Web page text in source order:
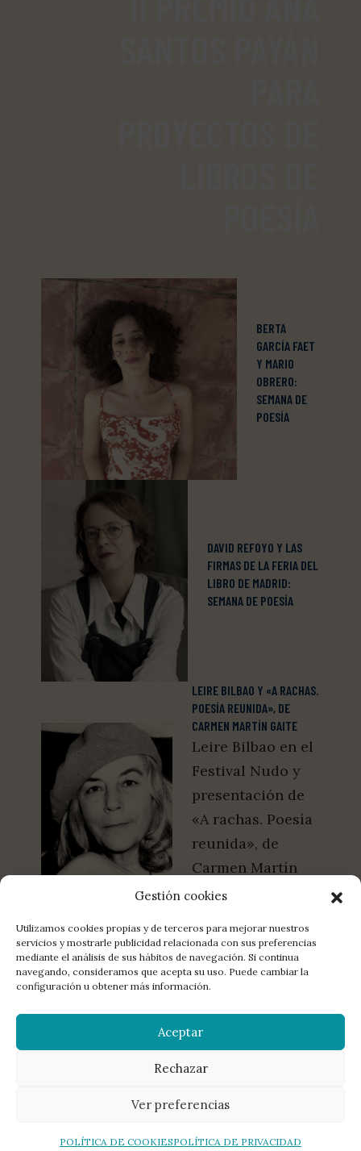
Gestión cookies
Utilizamos cookies propias y de terceros para mejorar nuestros
servicios y mostrarle publicidad relacionada con sus preferencias
mediante el análisis de sus hábitos de navegación. Si continua
navegando, consideramos que acepta su uso. Puede cambiar la
configuración u obtener más información.
Aceptar
Rechazar
Ver preferencias
POLÍTICA DE COOKIESPOLÍTICA DE PRIVACIDAD
BERTA
GARCÍA FAET
Y MARIO
OBRERO:
SEMANA DE
POESÍA
DAVID REFOYO Y LAS
FIRMAS DE LA FERIA DEL
LIBRO DE MADRID:
SEMANA DE POESÍA
LEIRE BILBAO Y «A RACHAS.
POESÍA REUNIDA», DE
CARMEN MARTÍN GAITE
Leire Bilbao en el
Festival Nudo y
presentación de
«A rachas. Poesía
reunida», de
Carmen Martín
Gaite, en la Feria
Madrid.
LA EDITORIAL DISTRIBUCIÓN
NEWSLETTER
CONTACTO
AGENDA
LIBROS
© 2026 La Bella Varsovia. All rights reserved.Aviso legal,política de
política de redes sociales, política de cookies